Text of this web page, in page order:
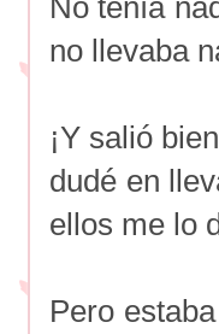
no llevaba
¡Y salió
dudé en
ellos me lo
Pero